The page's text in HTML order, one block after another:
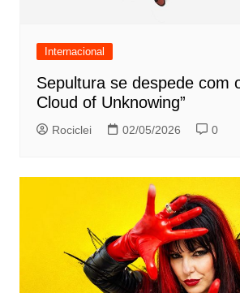
Internacional
Sepultura se despede com
Cloud of Unknowing”
Rociclei 02/05/2026 0